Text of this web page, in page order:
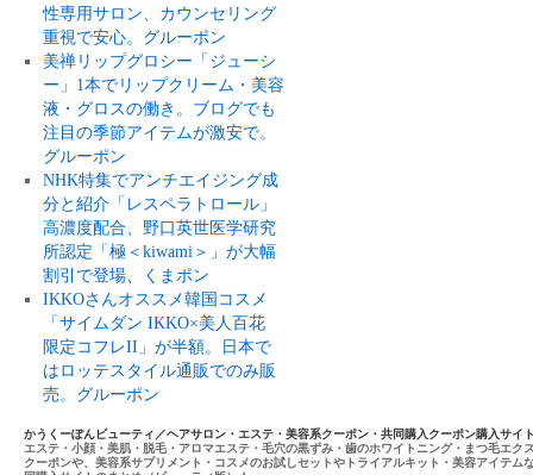
性専用サロン、カウンセリング
重視で安心。グルーポン
美禅リップグロシー「ジューシ
ー」1本でリップクリーム・美容
液・グロスの働き。ブログでも
注目の季節アイテムが激安で。
グルーポン
NHK特集でアンチエイジング成
分と紹介「レスペラトロール」
高濃度配合、野口英世医学研究
所認定「極＜kiwami＞」が大幅
割引で登場、くまポン
IKKOさんオススメ韓国コスメ
「サイムダン IKKO×美人百花
限定コフレII」が半額。日本で
はロッテスタイル通販でのみ販
売。グルーポン
かうくーぽんビューティ／ヘアサロン・エステ・美容系クーポン・共同購入クーポン購入サイ
エステ・小顔・美肌・脱毛・アロマエステ・毛穴の黒ずみ・歯のホワイトニング・まつ毛エ
クーポンや、美容系サプリメント・コスメのお試しセットやトライアルキット・美容アイテ